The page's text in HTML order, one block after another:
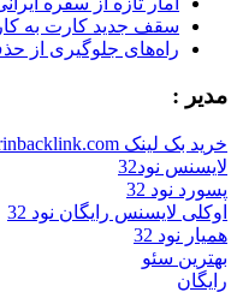
سقف جدید کارت به
راه‌های جلوگیری از
مدیر :
خرید بک لینک behtarinbacklink.com
لایسنس نود32
پسورد نود 32
اوکلی لایسنس رایگان نود 32
همیار نود 32
بهترین سئو
رایگان